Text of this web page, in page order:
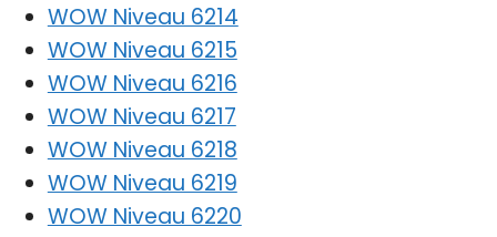
WOW Niveau 6214
WOW Niveau 6215
WOW Niveau 6216
WOW Niveau 6217
WOW Niveau 6218
WOW Niveau 6219
WOW Niveau 6220